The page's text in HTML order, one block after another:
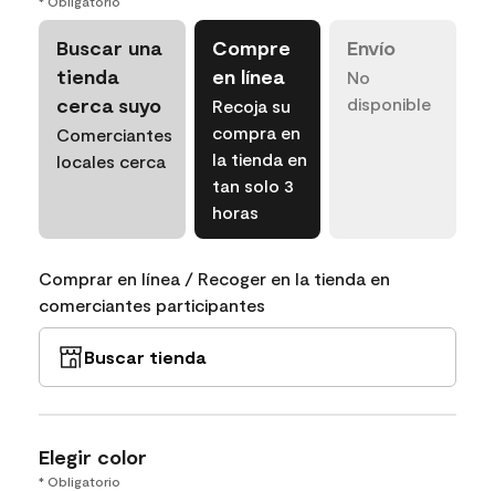
Buscar una
tienda
cerca suyo
Comerciantes
locales cerca
Compre
en línea
Recoja su
compra en
la tienda en
tan solo 3
horas
Envío
No
disponible
Comprar en línea / Recoger en la tienda en
comerciantes participantes
Buscar tienda
Elegir color
* Obligatorio